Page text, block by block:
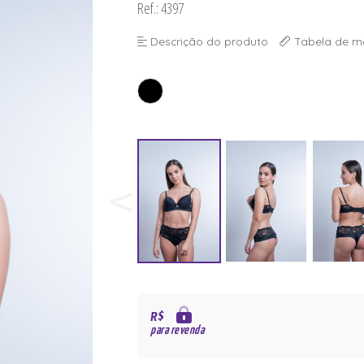
Ref.: 4397
Descrição do produto Tabela de
R$
para revenda